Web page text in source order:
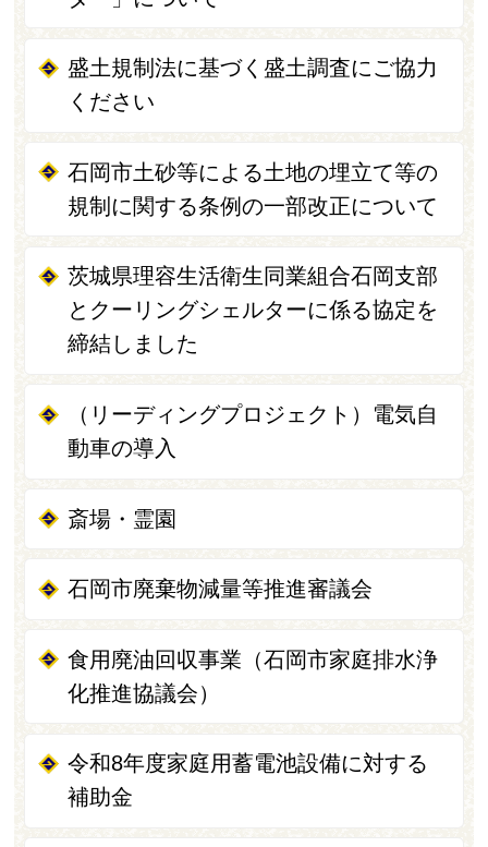
盛土規制法に基づく盛土調査にご協力
ください
石岡市土砂等による土地の埋立て等の
規制に関する条例の一部改正について
茨城県理容生活衛生同業組合石岡支部
とクーリングシェルターに係る協定を
締結しました
（リーディングプロジェクト）電気自
動車の導入
斎場・霊園
石岡市廃棄物減量等推進審議会
食用廃油回収事業（石岡市家庭排水浄
化推進協議会）
令和8年度家庭用蓄電池設備に対する
補助金